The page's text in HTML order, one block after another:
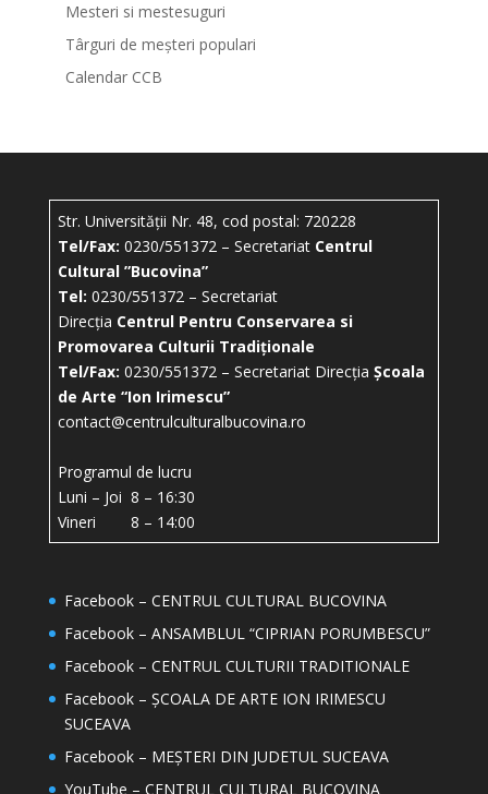
Mesteri si mestesuguri
Târguri de meșteri populari
Calendar CCB
Str. Universității Nr. 48, cod postal: 720228
Tel/Fax: 0230/551372 – Secretariat Centrul
Cultural ”Bucovina”
Tel: 0230/551372 – Secretariat
Direcția Centrul Pentru Conservarea si
Promovarea Culturii Tradiționale
Tel/Fax: 0230/551372 – Secretariat Direcția Școala
de Arte “Ion Irimescu”
contact@centrulculturalbucovina.ro
Programul de lucru
Luni – Joi 8 – 16:30
Vineri 8 – 14:00
Facebook – CENTRUL CULTURAL BUCOVINA
Facebook – ANSAMBLUL “CIPRIAN PORUMBESCU”
Facebook – CENTRUL CULTURII TRADITIONALE
Facebook – ȘCOALA DE ARTE ION IRIMESCU
SUCEAVA
Facebook – MEȘTERI DIN JUDETUL SUCEAVA
YouTube – CENTRUL CULTURAL BUCOVINA